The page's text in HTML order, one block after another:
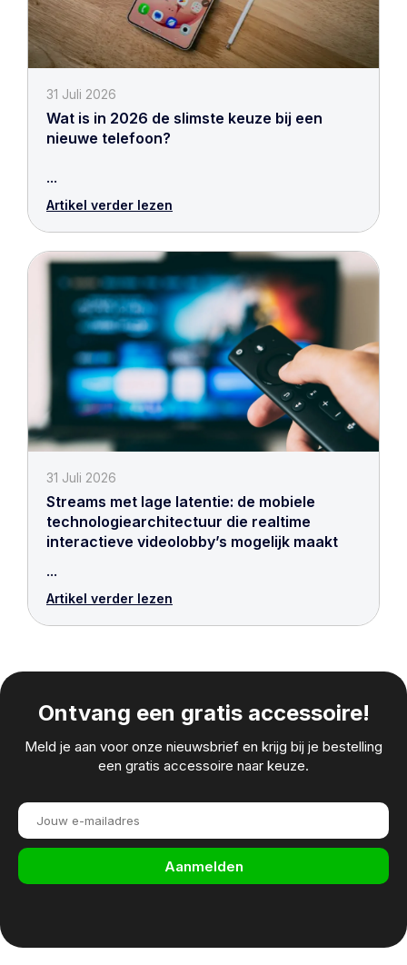
31 Juli 2026
Wat is in 2026 de slimste keuze bij een
nieuwe telefoon?
...
Artikel verder lezen
31 Juli 2026
Streams met lage latentie: de mobiele
technologiearchitectuur die realtime
interactieve videolobby’s mogelijk maakt
...
Artikel verder lezen
Ontvang een gratis accessoire!
Meld je aan voor onze nieuwsbrief en krijg bij je bestelling
een gratis accessoire naar keuze.
Aanmelden